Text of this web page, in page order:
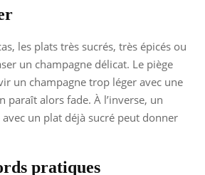
les plats très sucrés, très épicés ou
un champagne délicat. Le piège
un champagne trop léger avec une
paraît alors fade. À l’inverse, un
un plat déjà sucré peut donner
pratiques